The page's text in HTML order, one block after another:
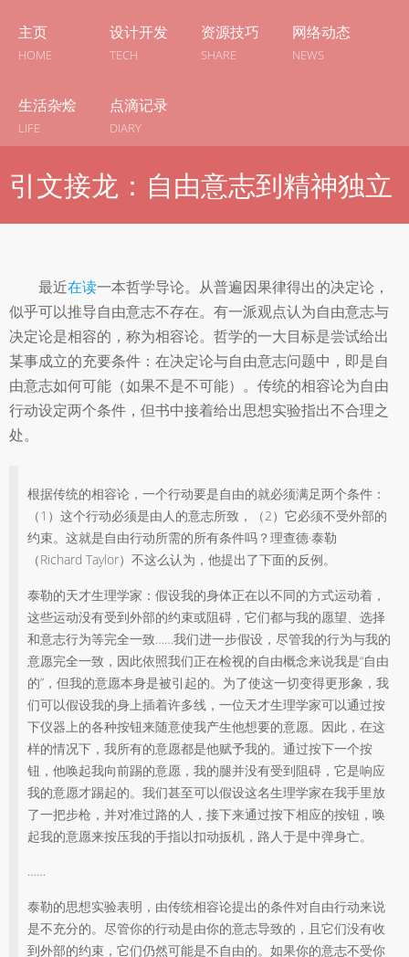
主页
HOME
设计开发
TECH
资源技巧
SHARE
网络动态
NEWS
生活杂烩
LIFE
点滴记录
DIARY
引文接龙：自由意志到精神独立
最近在读一本哲学导论。从普遍因果律得出的决定论，
似乎可以推导自由意志不存在。有一派观点认为自由意志与
决定论是相容的，称为相容论。哲学的一大目标是尝试给出
某事成立的充要条件：在决定论与自由意志问题中，即是自
由意志如何可能（如果不是不可能）。传统的相容论为自由
行动设定两个条件，但书中接着给出思想实验指出不合理之
处。
根据传统的相容论，一个行动要是自由的就必须满足两个条件：
（1）这个行动必须是由人的意志所致，（2）它必须不受外部的
约束。这就是自由行动所需的所有条件吗？理查德·泰勒
（Richard Taylor）不这么认为，他提出了下面的反例。
泰勒的天才生理学家：假设我的身体正在以不同的方式运动着，
这些运动没有受到外部的约束或阻碍，它们都与我的愿望、选择
和意志行为等完全一致……我们进一步假设，尽管我的行为与我的
意愿完全一致，因此依照我们正在检视的自由概念来说我是“自由
的”，但我的意愿本身是被引起的。为了使这一切变得更形象，我
们可以假设我的身上插着许多线，一位天才生理学家可以通过按
下仪器上的各种按钮来随意使我产生他想要的意愿。因此，在这
样的情况下，我所有的意愿都是他赋予我的。通过按下一个按
钮，他唤起我向前踢的意愿，我的腿并没有受到阻碍，它是响应
我的意愿才踢起的。我们甚至可以假设这名生理学家在我手里放
了一把步枪，并对准过路的人，接下来通过按下相应的按钮，唤
起我的意愿来按压我的手指以扣动扳机，路人于是中弹身亡。
……
泰勒的思想实验表明，由传统相容论提出的条件对自由行动来说
是不充分的。尽管你的行动是由你的意志导致的，且它们没有收
到外部的约束，它们仍然可能是不自由的。如果你的意志不受你